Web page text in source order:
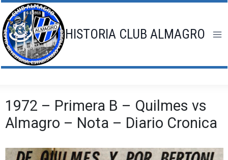
Saltar
al
contenido
HISTORIA CLUB ALMAGRO
1972 – Primera B – Quilmes vs
Almagro – Nota – Diario Cronica